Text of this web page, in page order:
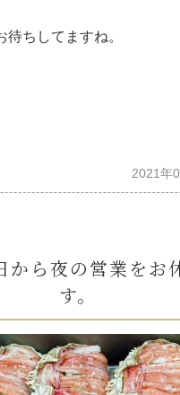
ちしてますね。
2021年
から夜の営業をお
す。